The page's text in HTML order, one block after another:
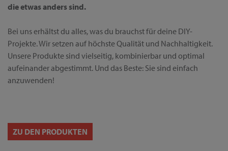
die etwas anders sind.
Bei uns erhältst du alles, was du brauchst für deine DIY-
Projekte. Wir setzen auf höchste Qualität und Nachhaltigkeit.
Unsere Produkte sind vielseitig, kombinierbar und optimal
aufeinander abgestimmt. Und das Beste: Sie sind einfach
anzuwenden!
ZU DEN PRODUKTEN